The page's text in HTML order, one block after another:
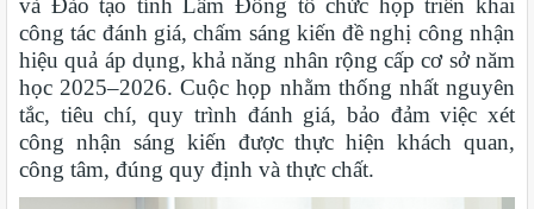
và Đào tạo tỉnh Lâm Đồng tổ chức họp triển khai
công tác đánh giá, chấm sáng kiến đề nghị công nhận
hiệu quả áp dụng, khả năng nhân rộng cấp cơ sở năm
học 2025–2026. Cuộc họp nhằm thống nhất nguyên
tắc, tiêu chí, quy trình đánh giá, bảo đảm việc xét
công nhận sáng kiến được thực hiện khách quan,
công tâm, đúng quy định và thực chất.